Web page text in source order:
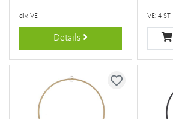
div. VE
Details
VE: 4 ST